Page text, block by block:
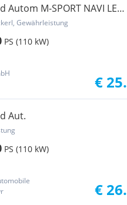
Autom M-SPORT NAVI LED
Gewährleistung
PS (110 kW)
€
Aut.
PS (110 kW)
€